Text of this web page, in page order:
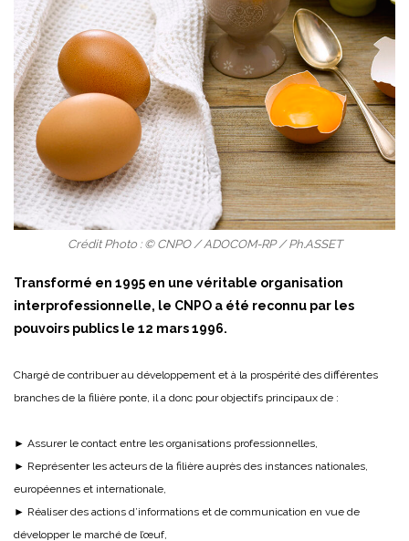
Crédit Photo : © CNPO / ADOCOM-RP / Ph.ASSET
Transformé en 1995 en une véritable organisation
interprofessionnelle, le CNPO a été reconnu par les
pouvoirs publics le 12 mars 1996.
Chargé de contribuer au développement et à la prospérité des différentes
branches de la filière ponte, il a donc pour objectifs principaux de :
► Assurer le contact entre les organisations professionnelles,
► Représenter les acteurs de la filière auprès des instances nationales,
européennes et internationale,
► Réaliser des actions d’informations et de communication en vue de
développer le marché de l’œuf,